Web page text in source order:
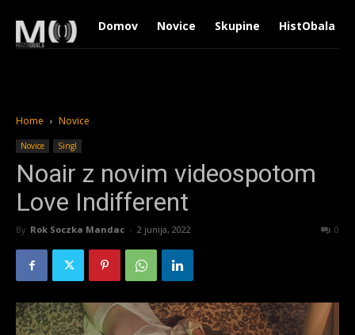
Domov Novice Skupine HistObala
Home Novice
Novice Singl
Noair z novim videospotom
Love Indifferent
By Rok Soczka Mandac - 2 junija, 2022 0